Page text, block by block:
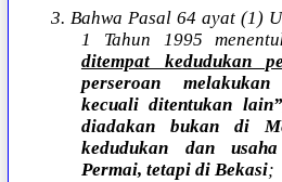
3. Bahwa Pasal 64 ayat (1)
1 Tahun 1995
ditempat kedudukan
perseroan
kecuali ditentukan
diadakan bukan di
kedudukan dan
Permai, tetapi di Bekasi;